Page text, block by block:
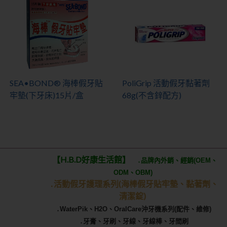
SEA•BOND® 海棒假牙貼
牢墊(下牙床)15片/盒
PoliGrip 活動假牙黏著劑
68g(不含鋅配方)
【H.B.D好康生活館】
․品牌內外銷、經銷(OEM、
ODM、OBM)
․活動假牙護理系列(海棒假牙貼牢墊、黏著劑、
清潔錠)
․WaterPik、H2O、OralCare沖牙機系列(配件、維修)
․牙膏、牙刷、牙線、牙線棒、牙間刷